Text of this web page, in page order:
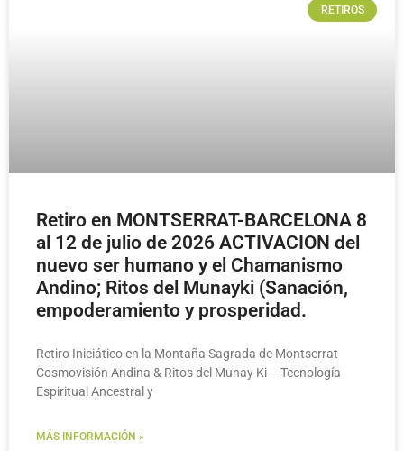
RETIROS
Retiro en MONTSERRAT-BARCELONA 8
al 12 de julio de 2026 ACTIVACION del
nuevo ser humano y el Chamanismo
Andino; Ritos del Munayki (Sanación,
empoderamiento y prosperidad.
Retiro Iniciático en la Montaña Sagrada de Montserrat
Cosmovisión Andina & Ritos del Munay Ki – Tecnología
Espiritual Ancestral y
MÁS INFORMACIÓN »